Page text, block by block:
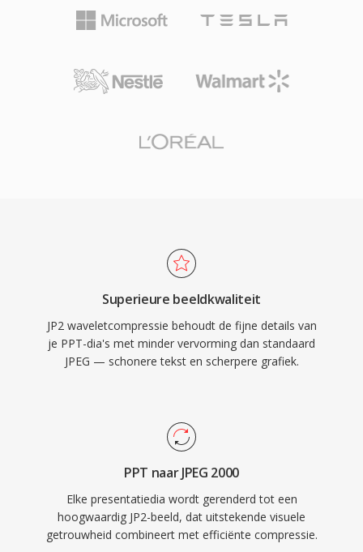
Superieure beeldkwaliteit
JP2 waveletcompressie behoudt de fijne details van
je PPT-dia's met minder vervorming dan standaard
JPEG — schonere tekst en scherpere grafiek.
PPT naar JPEG 2000
Elke presentatiedia wordt gerenderd tot een
hoogwaardig JP2-beeld, dat uitstekende visuele
getrouwheid combineert met efficiënte compressie.